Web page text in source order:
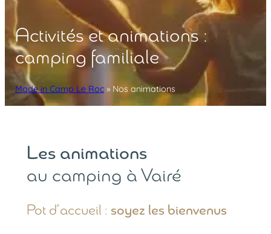
Activités et animations :
camping familiale
Made in Camp Le Roc» Nos animations
Les animations
au camping à Vairé
Pot d’accueil : soyez les bienvenus